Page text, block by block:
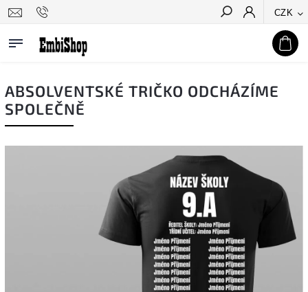
CZK
Hledat
ABSOLVENTSKÉ TRIČKO ODCHÁZÍME
SPOLEČNĚ